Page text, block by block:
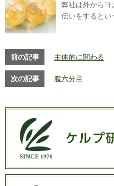
弊社は外からヨ
伝いをするとい
前の記事 主体的に関わる
次の記事 腹六分目